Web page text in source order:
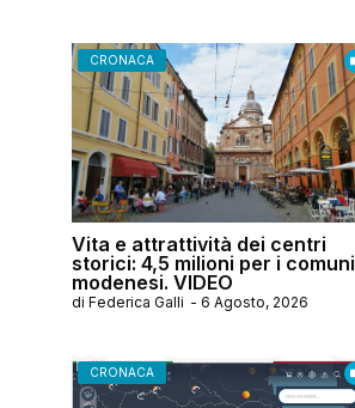
CRONACA
Vita e attrattività dei centri
storici: 4,5 milioni per i comuni
modenesi. VIDEO
di Federica Galli - 6 Agosto, 2026
CRONACA